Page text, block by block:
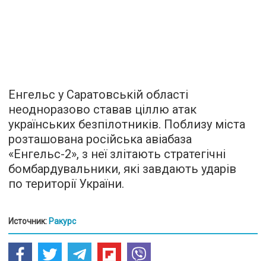
Енгельс у Саратовській області
неодноразово ставав ціллю атак
українських безпілотників. Поблизу міста
розташована російська авіабаза
«Енгельс-2», з неї злітають стратегічні
бомбардувальники, які завдають ударів
по території України.
Источник: Ракурс